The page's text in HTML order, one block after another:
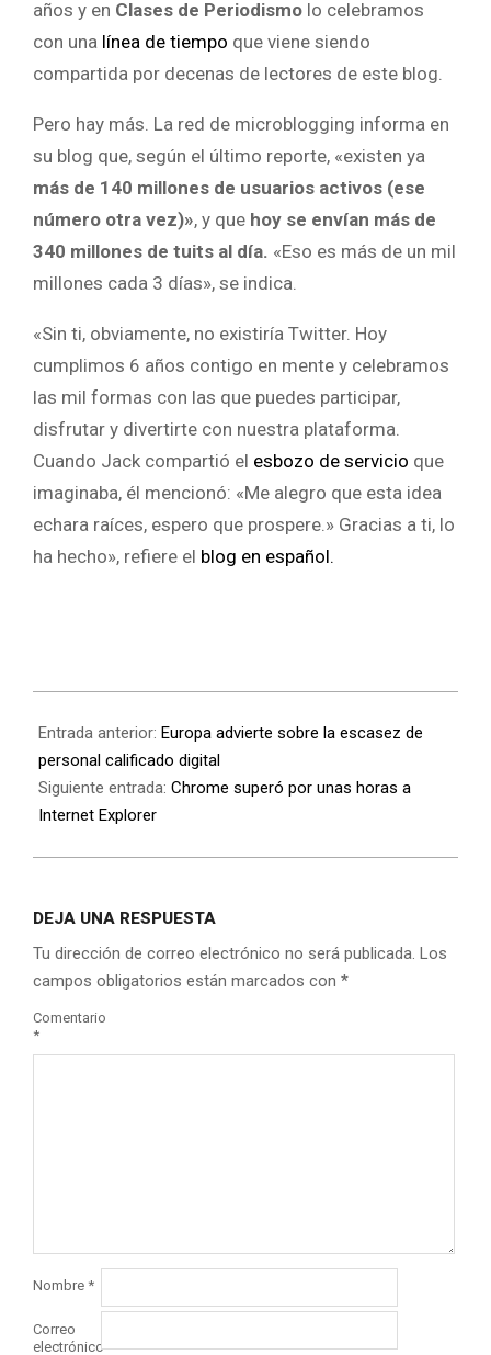
años y en Clases de Periodismo lo celebramos
con una línea de tiempo que viene siendo
compartida por decenas de lectores de este blog.
Pero hay más. La red de microblogging informa en
su blog que, según el último reporte, «existen ya
más de 140 millones de usuarios activos (ese
número otra vez)», y que hoy se envían más de
340 millones de tuits al día. «Eso es más de un mil
millones cada 3 días», se indica.
«Sin ti, obviamente, no existiría Twitter. Hoy
cumplimos 6 años contigo en mente y celebramos
las mil formas con las que puedes participar,
disfrutar y divertirte con nuestra plataforma.
Cuando Jack compartió el esbozo de servicio que
imaginaba, él mencionó: «Me alegro que esta idea
echara raíces, espero que prospere.» Gracias a ti, lo
ha hecho», refiere el blog en español.
Entrada anterior: Europa advierte sobre la escasez de
personal calificado digital
Siguiente entrada: Chrome superó por unas horas a
Internet Explorer
DEJA UNA RESPUESTA
Tu dirección de correo electrónico no será publicada. Los
campos obligatorios están marcados con *
Comentario
*
Nombre *
Correo
electrónico